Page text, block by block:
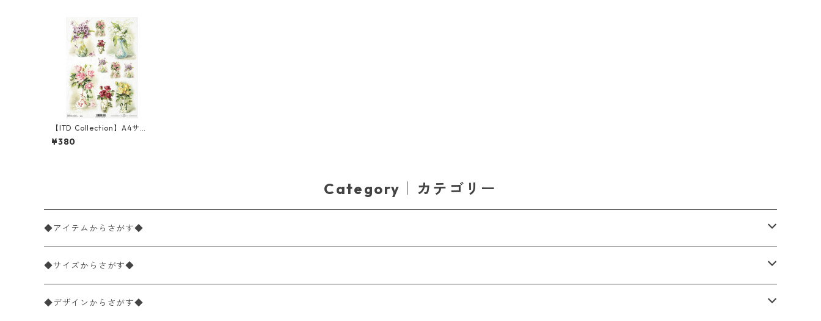
【ITD Collection】A4サイ
ズ ライスペーパー R0354
デコパージュ
¥380
Category｜カテゴリー
◆アイテムからさがす◆
ペーパーナプキン2枚バラ売り
ペーパーナプキン1枚バラ売り
◆サイズからさがす◆
33×33cm（ランチサイズ）
◆デザインからさがす◆